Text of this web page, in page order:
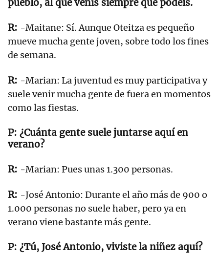
-Maitane: Sí. Aunque Oteitza es pequeño
mueve mucha gente joven, sobre todo los fines
de semana.
-Marian: La juventud es muy participativa y
suele venir mucha gente de fuera en momentos
como las fiestas.
¿Cuánta gente suele juntarse aquí en
verano?
-Marian: Pues unas 1.300 personas.
-José Antonio: Durante el año más de 900 o
1.000 personas no suele haber, pero ya en
verano viene bastante más gente.
¿Tú, José Antonio, viviste la niñez aquí?